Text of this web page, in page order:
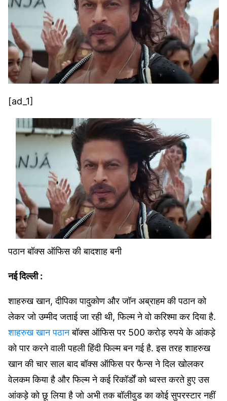
[ad_1]
पठान बॉक्स ऑफिस की बादशाह बनी
नई दिल्ली :
शाहरुख खान, दीपिका पादुकोण और जॉन अब्राहम की पठान को
लेकर जो उम्मीद जताई जा रही थी, फिल्म ने वो करिश्मा कर दिया है.
शाहरुख खान पठानबॉक्स ऑफिस पर 500 करोड़ रुपये के आंकड़े
को पार करने वाली पहली हिंदी फिल्म बन गई है. इस तरह शाहरुख
खान की चार साल बाद बॉक्स ऑफिस पर फैन्स ने दिल खोलकर
वेलकम किया है और फिल्म ने कई रिकॉर्डों को ध्वस्त करते हुए उस
आंकड़े को छू लिया है जो अभी तक बॉलीवुड का कोई सुपरस्टार नहीं